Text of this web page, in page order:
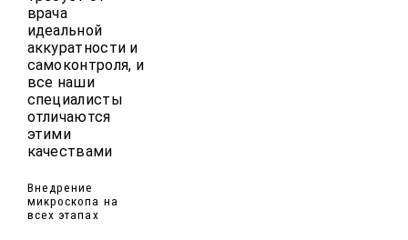
врача
идеальной
аккуратности и
самоконтроля, и
все наши
специалисты
отличаются
этими
качествами
Внедрение
микроскопа на
всех этапах